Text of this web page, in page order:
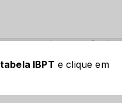
tabela IBPT
e clique em